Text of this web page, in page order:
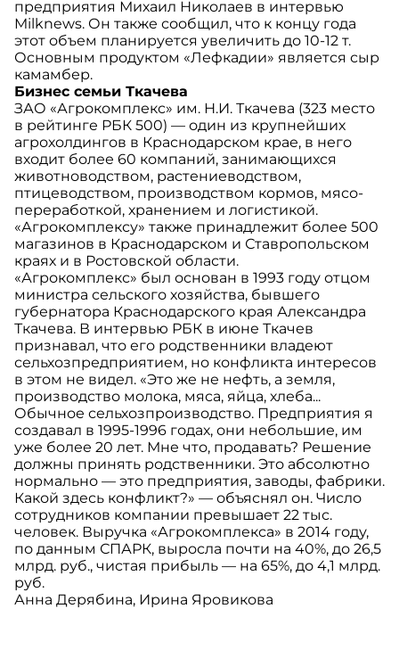
предприятия Михаил Николаев в интервью
Milknews. Он также сообщил, что к концу года
этот объем планируется увеличить до 10-12 т.
Основным продуктом «Лефкадии» является сыр
камамбер.
Бизнес семьи Ткачева
ЗАО «Агрокомплекс» им. Н.И. Ткачева (323 место
в рейтинге РБК 500) — один из крупнейших
агрохолдингов в Краснодарском крае, в него
входит более 60 компаний, занимающихся
животноводством, растениеводством,
птицеводством, производством кормов, мясо-
переработкой, хранением и логистикой.
«Агрокомплексу» также принадлежит более 500
магазинов в Краснодарском и Ставропольском
краях и в Ростовской области.
«Агрокомплекс» был основан в 1993 году отцом
министра сельского хозяйства, бывшего
губернатора Краснодарского края Александра
Ткачева. В интервью РБК в июне Ткачев
признавал, что его родственники владеют
сельхозпредприятием, но конфликта интересов
в этом не видел. «Это же не нефть, а земля,
производство молока, мяса, яйца, хлеба...
Обычное сельхозпроизводство. Предприятия я
создавал в 1995-1996 годах, они небольшие, им
уже более 20 лет. Мне что, продавать? Решение
должны принять родственники. Это абсолютно
нормально — это предприятия, заводы, фабрики.
Какой здесь конфликт?» — объяснял он. Число
сотрудников компании превышает 22 тыс.
человек. Выручка «Агрокомплекса» в 2014 году,
по данным СПАРК, выросла почти на 40%, до 26,5
млрд. руб., чистая прибыль — на 65%, до 4,1 млрд.
руб.
Анна Дерябина, Ирина Яровикова